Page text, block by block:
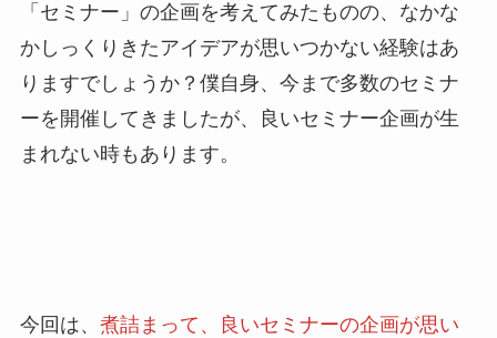
「セミナー」の企画を考えてみたものの、なかな
かしっくりきたアイデアが思いつかない経験はあ
りますでしょうか？僕自身、今まで多数のセミナ
ーを開催してきましたが、良いセミナー企画が生
まれない時もあります。
今回は、 煮詰まって、良いセミナーの企画が思い